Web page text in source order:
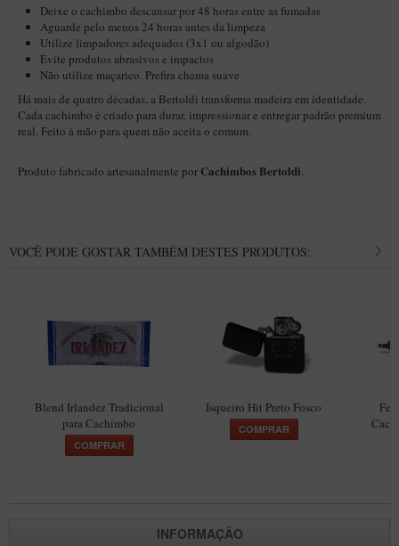
Speciale
BB Liso e Rústico
Elite Longo
Barolo
CACHIMBOS ARTESANAIS DE BRIAR ITALIANO
Maestro – Briar Italiano
Maestro Compacto – Briar Italiano
Cachimbos
Limpadores para Cachimbo
Filtros
Isqueiros
Deixe o cachimbo descansar por 48 horas entre as fumadas
Aguarde pelo menos 24 horas antes da limpeza
Utilize limpadores adequados (3x1 ou algodão)
Evite produtos abrasivos e impactos
Não utilize maçarico. Prefira chama suave
Há mais de quatro décadas, a Bertoldi transforma madeira em identidade.
Cada cachimbo é criado para durar, impressionar e entregar padrão premium
real. Feito à mão para quem não aceita o comum.
Produto fabricado artesanalmente por Cachimbos Bertoldi.
VOCÊ PODE GOSTAR TAMBÉM DESTES PRODUTOS:
Blend Irlandez Tradicional
para Cachimbo
COMPRAR
Isqueiro Hit Preto Fosco
COMPRAR
INFORMAÇÃO